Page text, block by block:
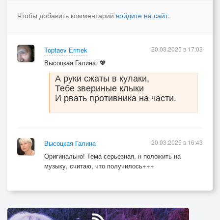
И рвать противника на части.
Но ведь не в этом в жизни счастье,
Не в этом истина, друзья.
Нельзя звереть, никак нельзя.
Но доброта — не слабость, нет,
Она дает на все ответ.
Отпор давайте страху, лени.
Себя ищите лишь в делах.
Чтобы добавить комментарий войдите на сайт.
Toptaev Ermek
Высоцкая Галина, 💖
А руки сжаты в кулаки,
Тебе звериные клыки
И рвать противника на части.
20.03.2025 в 17:03
Высоцкая Галина
Оригинально! Тема серьезная, н положить на
музыку, считаю, что получилось+++
20.03.2025 в 16:43